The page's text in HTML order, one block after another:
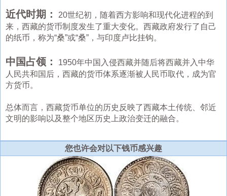
近代时期：
20世纪初，随着西方影响和现代化进程的到
来，西藏的货币制度发生了重大变化。西藏政府发行了自己
的纸币，称为“桑”或“桑”，与印度卢比挂钩。
中国占领：
1950年中国入侵西藏并随后将西藏并入中华
人民共和国后，西藏的货币体系逐渐被人民币取代，成为官
方货币。
总体而言，西藏货币单位的历史反映了西藏本土传统、邻近
文明的影响以及整个地区历史上政治变迁的融合。
您也许会对以下钱币感兴趣